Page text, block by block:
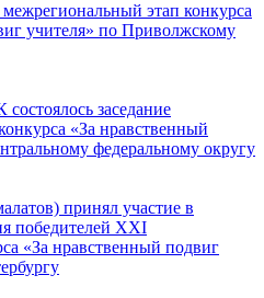
этап конкурса
учителя» по Приволжскому
заседание
«За нравственный
федеральному округу
принял участие в
победителей XXI
«За нравственный подвиг